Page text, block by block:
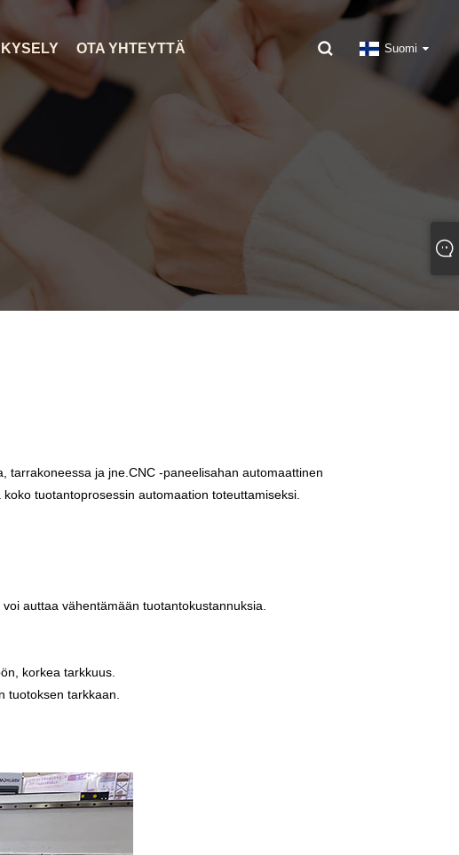
OTA YHTEYTTÄ Suomi
tarrakoneessa ja jne. CNC -paneelisahan automaattinen
tuotantoprosessin automaation toteuttamiseksi.
auttaa vähentämään tuotantokustannuksia.
korkea tarkkuus.
tuotoksen tarkkaan.